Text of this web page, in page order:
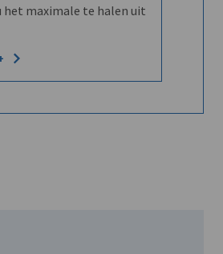
het maximale te halen uit